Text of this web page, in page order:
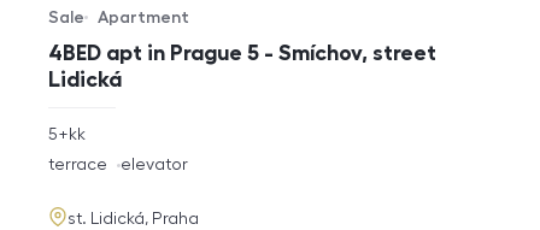
4BED apt in Prague 5 - Smíchov, street
Lidická
Offer type
Sale
Property type
Apartment
rozměry
5+kk
funkce
terrace elevator
adresa
st. Lidická, Praha